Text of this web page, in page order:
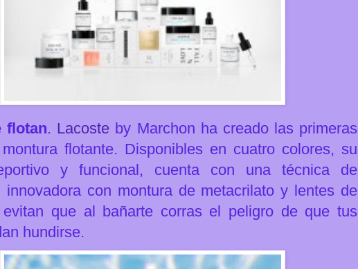
flotan. Lacoste by Marchon ha creado las primeras
flotante. Disponibles en cuatro colores, su
y funcional, cuenta con una técnica de
innovadora con montura de metacrilato y lentes de
que al bañarte corras el peligro de que tus
hundirse.